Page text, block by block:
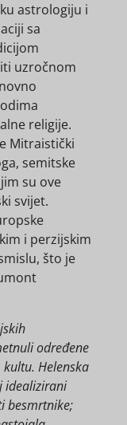
astrologiju i
sa
uzročnom
religije.
Mitraistički
semitske
su ove
svijet.
i perzijskim
što je
određene
Helenska
idealizirani
besmrtnike;